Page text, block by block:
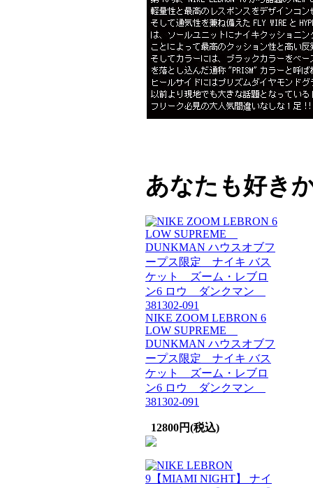
あなたも好き
NIKE ZOOM LEBRON 6
LOW SUPREME
DUNKMAN ハウスオブフ
ープス限定 ナイキ バス
ケット ズーム・レブロ
ン6 ロウ ダンクマン
381302-091
12800円(税込)